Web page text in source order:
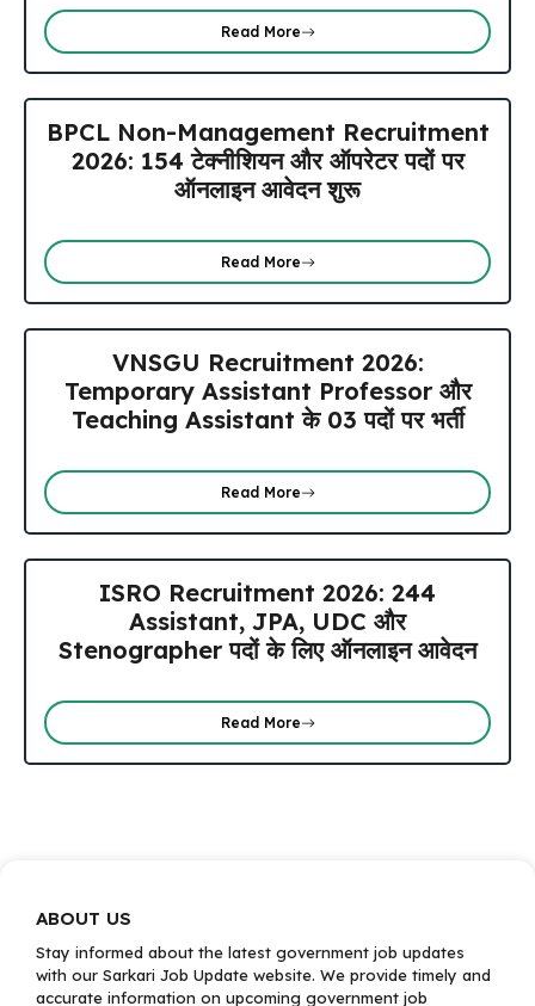
Read More
BPCL Non-Management Recruitment
2026: 154 टेक्नीशियन और ऑपरेटर पदों पर
ऑनलाइन आवेदन शुरू
Read More
VNSGU Recruitment 2026:
Temporary Assistant Professor और
Teaching Assistant के 03 पदों पर भर्ती
Read More
ISRO Recruitment 2026: 244
Assistant, JPA, UDC और
Stenographer पदों के लिए ऑनलाइन आवेदन
Read More
ABOUT US
Stay informed about the latest government job updates
with our Sarkari Job Update website. We provide timely and
accurate information on upcoming government job